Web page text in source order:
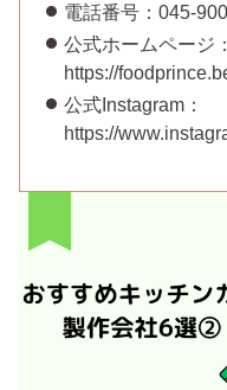
電話番号：045-
公式ホームページ：
https://
公式Instagram：
https://